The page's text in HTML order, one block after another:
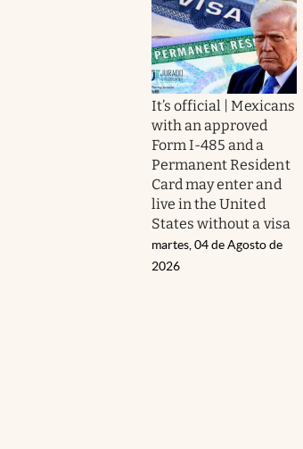
It’s official | Mexicans
with an approved
Form I-485 and a
Permanent Resident
Card may enter and
live in the United
States without a visa
martes, 04 de Agosto de
2026